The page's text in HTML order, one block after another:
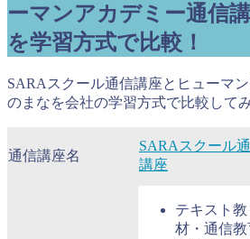
ーマンアカデミー通信
を学習方式で比較！
SARAスクール通信講座とヒューマ
のまなを会社の学習方式で比較して
通信講座名
SARAスクール
講座
テキスト教
材・通信教